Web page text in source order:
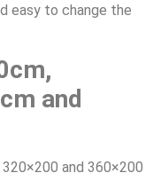
easy to change the
and
and 360×200